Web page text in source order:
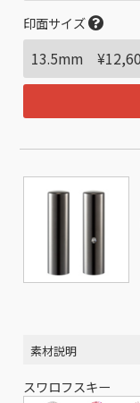
印面サイズ
素材説明
スワロフスキー